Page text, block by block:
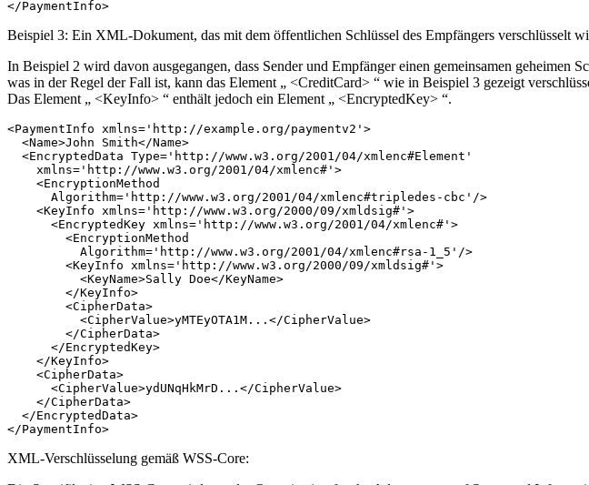
Beispiel 3: Ein XML-Dokument, das mit dem öffentlichen Schlüssel des Empfängers verschlüsselt
In Beispiel 2 wird davon ausgegangen, dass Sender und Empfänger einen gemeinsamen geheimen
was in der Regel der Fall ist, kann das Element „ <CreditCard> “ wie in Beispiel 3 gezeigt
Das Element „ <KeyInfo> “ enthält jedoch ein Element „ <EncryptedKey> “.
<PaymentInfo xmlns='http://example.org/paymentv2'>
  <Name>John Smith</Name>
  <EncryptedData Type='http://www.w3.org/2001/04/xmlenc#Element'
    xmlns='http://www.w3.org/2001/04/xmlenc#'>
    <EncryptionMethod
      Algorithm='http://www.w3.org/2001/04/xmlenc#tripledes-cbc'/>
    <KeyInfo xmlns='http://www.w3.org/2000/09/xmldsig#'>
      <EncryptedKey xmlns='http://www.w3.org/2001/04/xmlenc#'>
        <EncryptionMethod
          Algorithm='http://www.w3.org/2001/04/xmlenc#rsa-1_5'/>
        <KeyInfo xmlns='http://www.w3.org/2000/09/xmldsig#'>
          <KeyName>Sally Doe</KeyName>
        </KeyInfo>
        <CipherData>
          <CipherValue>yMTEyOTA1M...</CipherValue>
        </CipherData>
      </EncryptedKey>
    </KeyInfo>
    <CipherData>
      <CipherValue>ydUNqHkMrD...</CipherValue>
    </CipherData>
  </EncryptedData>
XML-Verschlüsselung gemäß WSS-Core: